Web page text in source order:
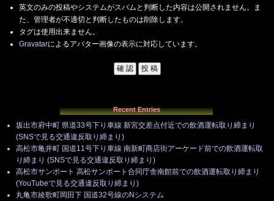
英文のみの投稿やシステムがスパムと判断した内容は公開されません。ま
た、管理者が不適切と判断したものは削除します。
タグは使用出来ません。
Gravatarによるアバター画像の表示に対応しています。
Recent Entries
坂出市府中町 県道33号下り車線 新宮交差点付近での飲酒運転取り締まり
(SNSで見る交通違反取り締まり)
高松市亀井町 国道11号下り車線 南新町商店街アーケード前での飲酒運転取
り締まり (SNSで見る交通違反取り締まり)
高松市サンポート 高松サンポート合同庁舎南館前での飲酒運転取り締まり
(YouTubeで見る交通違反取り締まり)
丸亀市綾歌町岡田下 国道32号線のNシステム